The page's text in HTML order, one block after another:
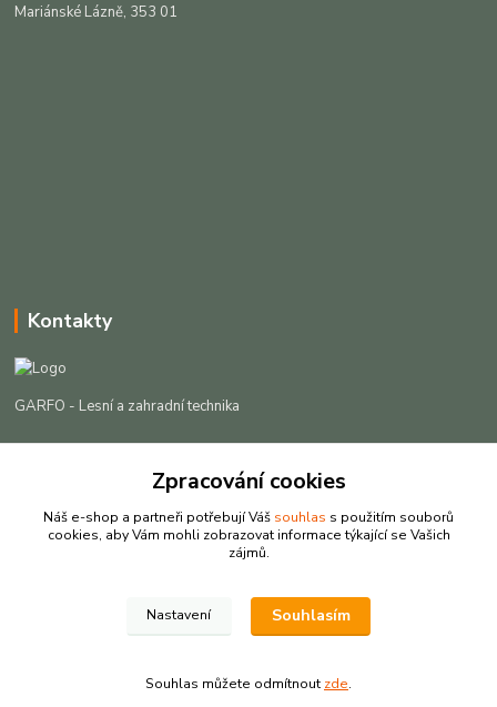
Mariánské Lázně, 353 01
Kontakty
GARFO - Lesní a zahradní technika
+420 725 301 044
info@garfo.cz
Zpracování cookies
Náš e-shop a partneři potřebují Váš souhlas s použitím souborů
cookies, aby Vám mohli zobrazovat informace týkající se Vašich
zájmů.
Nastavení Souhlasím
Souhlas můžete odmítnout zde.